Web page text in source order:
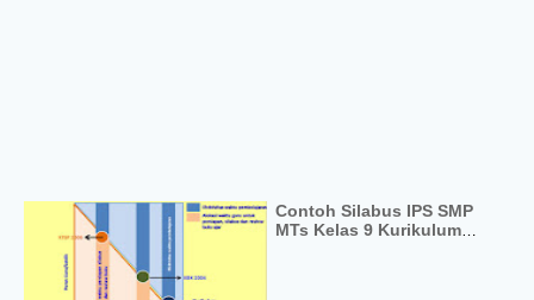
Contoh Silabus IPS SMP
MTs Kelas 9 Kurikulum